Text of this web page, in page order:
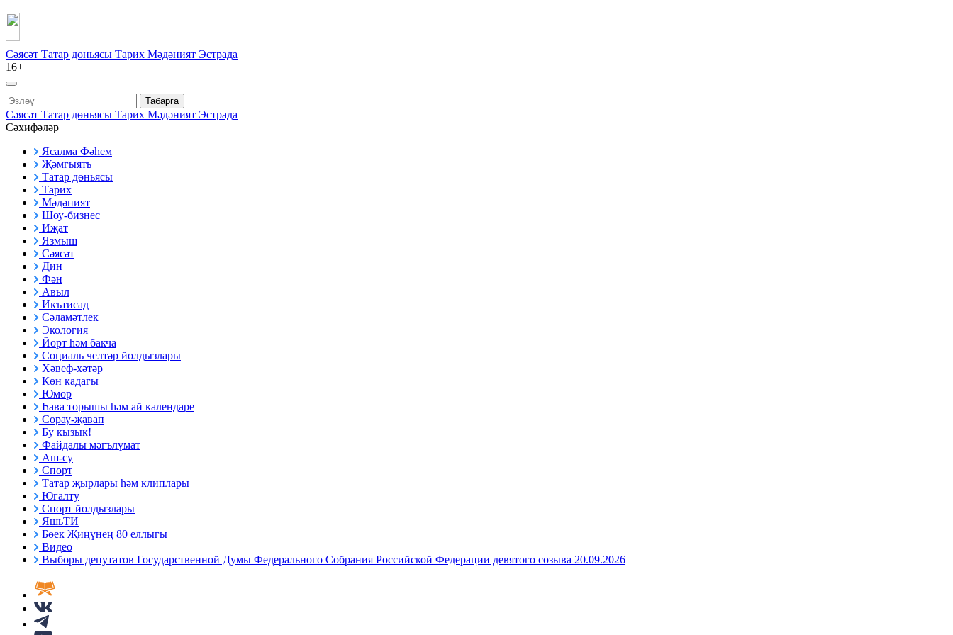
Сәясәт Татар дөньясы Тарих Мәдәният Эстрада
16+
Табарга
Сәясәт Татар дөньясы Тарих Мәдәният Эстрада
Сәхифәләр
Ясалма Фәһем
Җәмгыять
Татар дөньясы
Тарих
Мәдәният
Шоу-бизнес
Иҗат
Язмыш
Сәясәт
Дин
Фән
Авыл
Икътисад
Сәламәтлек
Экология
Йорт һәм бакча
Социаль челтәр йолдызлары
Хәвеф-хәтәр
Көн кадагы
Юмор
Һава торышы һәм ай календаре
Сорау-җавап
Бу кызык!
Файдалы мәгълүмат
Аш-су
Спорт
Татар җырлары һәм клиплары
Югалту
Спорт йолдызлары
ЯшьТИ
Бөек Җиңүнең 80 еллыгы
Видео
Выборы депутатов Государственной Думы Федерального Собрания Российской Федерации девятого созыва 20.09.2026